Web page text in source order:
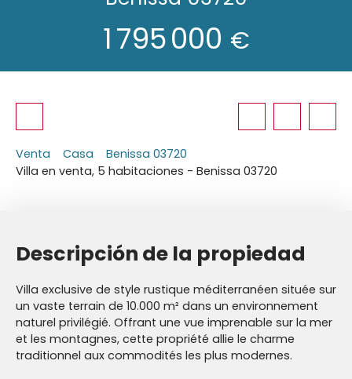
1 795 000 €
Venta Casa
Benissa 03720
Villa en venta, 5 habitaciones - Benissa 03720
Descripción de la propiedad
Villa exclusive de style rustique méditerranéen située sur
un vaste terrain de 10.000 m² dans un environnement
naturel privilégié. Offrant une vue imprenable sur la mer
et les montagnes, cette propriété allie le charme
traditionnel aux commodités les plus modernes.